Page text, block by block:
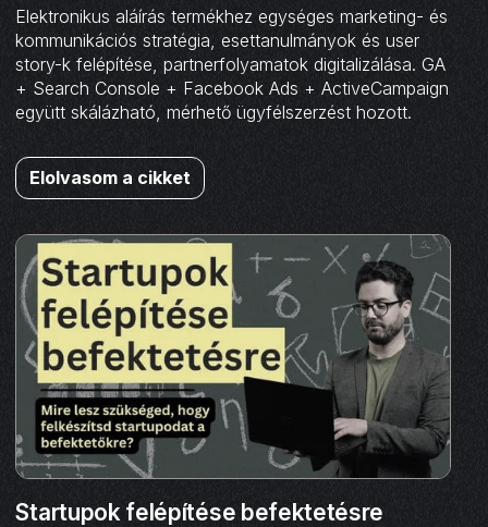
Elektronikus aláírás termékhez egységes marketing- és
kommunikációs stratégia, esettanulmányok és user
story-k felépítése, partnerfolyamatok digitalizálása. GA
+ Search Console + Facebook Ads + ActiveCampaign
együtt skálázható, mérhető ügyfélszerzést hozott.
Elolvasom a cikket
Startupok felépítése befektetésre